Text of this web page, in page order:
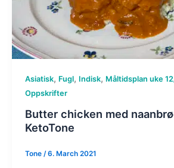
Asiatisk, Fugl, Indisk, Måltidsplan uke
Oppskrifter
Butter chicken med
KetoTone
Tone /6. March 2021